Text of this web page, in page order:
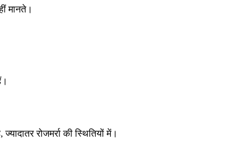
मानते।
रोजमर्रा की स्थितियों में।